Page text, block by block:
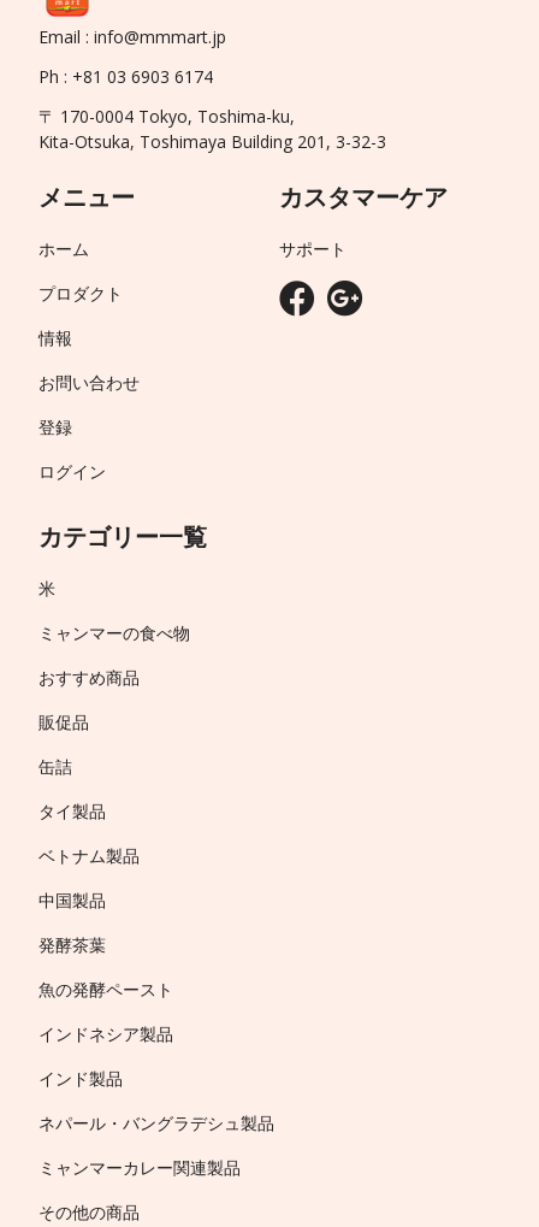
Email : info@mmmart.jp
Ph : +81 03 6903 6174
〒 170-0004 Tokyo, Toshima-ku,
Kita-Otsuka, Toshimaya Building 201, 3-32-3
メニュー
ホーム
プロダクト
情報
お問い合わせ
登録
ログイン
カテゴリー一覧
米
ミャンマーの食べ物
おすすめ商品
販促品
缶詰
タイ製品
ベトナム製品
中国製品
発酵茶葉
魚の発酵ペースト
インドネシア製品
インド製品
ネパール・バングラデシュ製品
ミャンマーカレー関連製品
その他の商品
カスタマーケア
サポート